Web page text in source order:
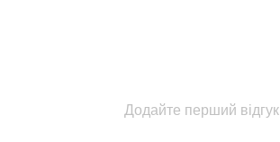
Додайте перший відгук